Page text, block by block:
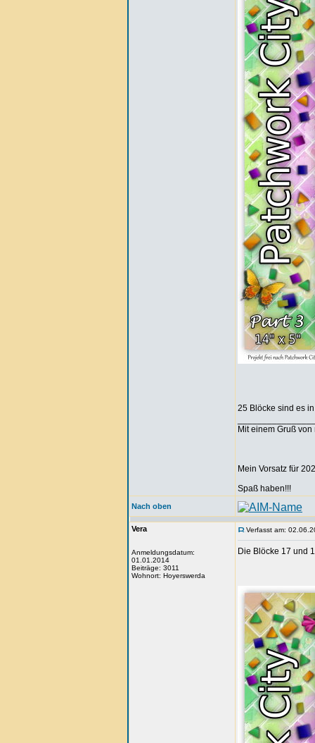
25 Blöcke sind es
Mit einem Gruß von
Mein Vorsatz für
Spaß haben!!!
Nach oben
Vera
Anmeldungsdatum:
01.01.2014
Beiträge: 3011
Wohnort: Hoyerswerda
Verfasst am:
Die Blöcke 17 und